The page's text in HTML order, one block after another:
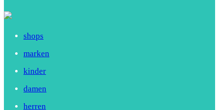
shops
marken
kinder
damen
herren